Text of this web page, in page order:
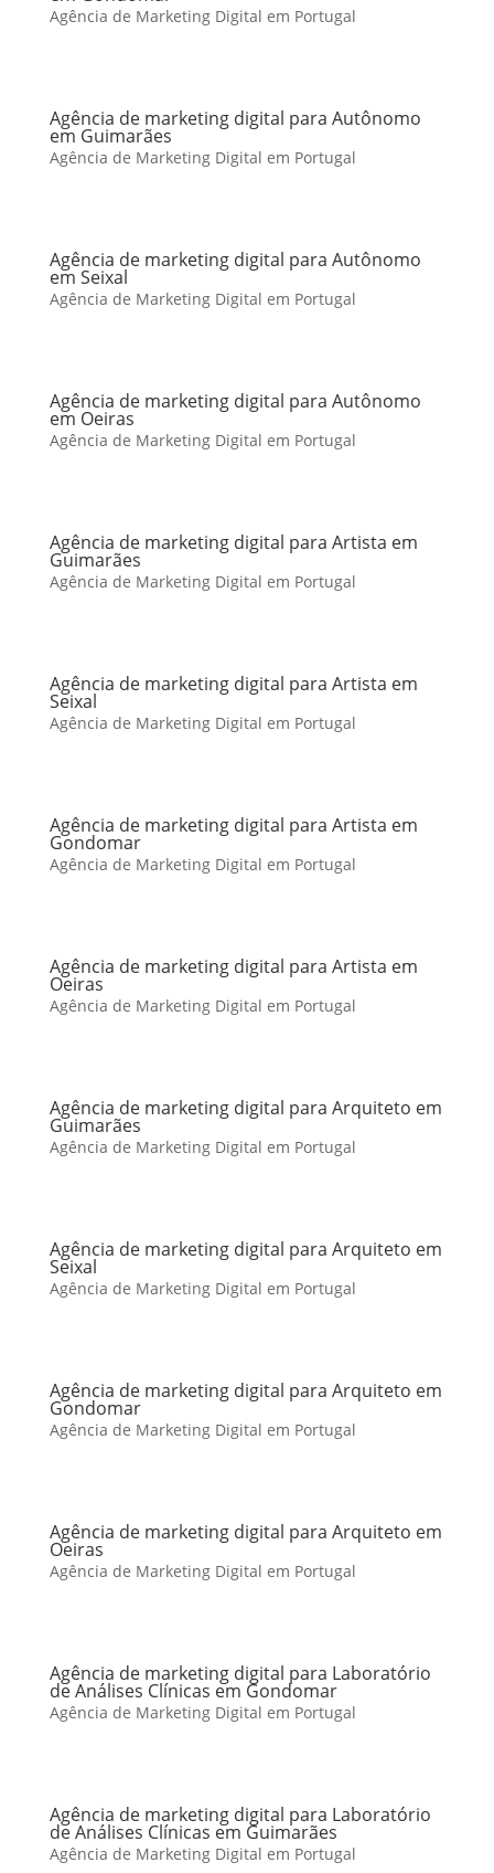
Agência de Marketing Digital em Portugal
Agência de marketing digital para Autônomo
em Guimarães
Agência de Marketing Digital em Portugal
Agência de marketing digital para Autônomo
em Seixal
Agência de Marketing Digital em Portugal
Agência de marketing digital para Autônomo
em Oeiras
Agência de Marketing Digital em Portugal
Agência de marketing digital para Artista em
Guimarães
Agência de Marketing Digital em Portugal
Agência de marketing digital para Artista em
Seixal
Agência de Marketing Digital em Portugal
Agência de marketing digital para Artista em
Gondomar
Agência de Marketing Digital em Portugal
Agência de marketing digital para Artista em
Oeiras
Agência de Marketing Digital em Portugal
Agência de marketing digital para Arquiteto em
Guimarães
Agência de Marketing Digital em Portugal
Agência de marketing digital para Arquiteto em
Seixal
Agência de Marketing Digital em Portugal
Agência de marketing digital para Arquiteto em
Gondomar
Agência de Marketing Digital em Portugal
Agência de marketing digital para Arquiteto em
Oeiras
Agência de Marketing Digital em Portugal
Agência de marketing digital para Laboratório
de Análises Clínicas em Gondomar
Agência de Marketing Digital em Portugal
Agência de marketing digital para Laboratório
de Análises Clínicas em Guimarães
Agência de Marketing Digital em Portugal